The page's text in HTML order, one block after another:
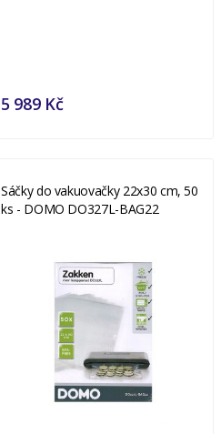
5 989 Kč
Sáčky do vakuovačky 22x30 cm, 50
ks - DOMO DO327L-BAG22